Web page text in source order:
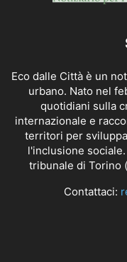
Eco dalle Città è un
urbano. Nato nel
quotidiani sulla
internazionale e
territori per
l'inclusione
tribunale di Torino
Contattaci: